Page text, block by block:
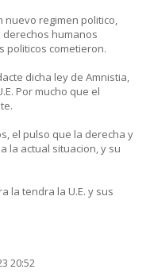
nuevo regimen politico,
humanos
politicos cometieron.
dicha ley de Amnistia,
Por mucho que el
el pulso que la derecha y
la actual situacion, y su
la tendra la U.E. y sus
20:52